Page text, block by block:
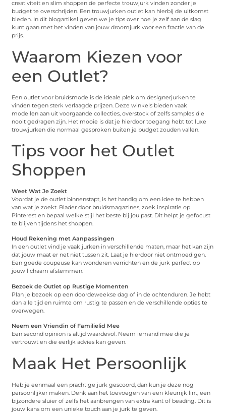
creativiteit en slim shoppen de perfecte trouwjurk vinden zonder je
budget te overschrijden. Een trouwjurken outlet kan hierbij de uitkomst
bieden. In dit blogartikel geven we je tips over hoe je zelf aan de slag
kunt gaan met het vinden van jouw droomjurk voor een fractie van de
prijs.
Waarom Kiezen voor
een Outlet?
Een outlet voor bruidsmode is de ideale plek om designerjurken te
vinden tegen sterk verlaagde prijzen. Deze winkels bieden vaak
modellen aan uit voorgaande collecties, overstock of zelfs samples die
nooit gedragen zijn. Het mooie is dat je hierdoor toegang hebt tot luxe
trouwjurken die normaal gesproken buiten je budget zouden vallen.
Tips voor het Outlet
Shoppen
Weet Wat Je Zoekt
Voordat je de outlet binnenstapt, is het handig om een idee te hebben
van wat je zoekt. Blader door bruidsmagazines, zoek inspiratie op
Pinterest en bepaal welke stijl het beste bij jou past. Dit helpt je gefocust
te blijven tijdens het shoppen.
Houd Rekening met Aanpassingen
In een outlet vind je vaak jurken in verschillende maten, maar het kan zijn
dat jouw maat er net niet tussen zit. Laat je hierdoor niet ontmoedigen.
Een goede coupeuse kan wonderen verrichten en de jurk perfect op
jouw lichaam afstemmen.
Bezoek de Outlet op Rustige Momenten
Plan je bezoek op een doordeweekse dag of in de ochtenduren. Je hebt
dan alle tijd en ruimte om rustig te passen en de verschillende opties te
overwegen.
Neem een Vriendin of Familielid Mee
Een second opinion is altijd waardevol. Neem iemand mee die je
vertrouwt en die eerlijk advies kan geven.
Maak Het Persoonlijk
Heb je eenmaal een prachtige jurk gescoord, dan kun je deze nog
persoonlijker maken. Denk aan het toevoegen van een kleurrijk lint, een
bijzondere sluier of zelfs het aanbrengen van extra kant of beading. Dit is
jouw kans om een unieke touch aan je jurk te geven.